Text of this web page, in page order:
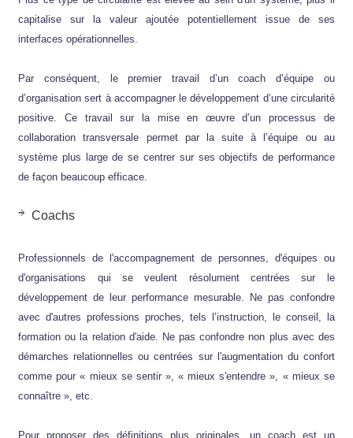
capitalise sur la valeur ajoutée potentiellement issue de ses
interfaces opérationnelles.
Par conséquent, le premier travail d’un coach d’équipe ou
d’organisation sert à accompagner le développement d’une circularité
positive. Ce travail sur la mise en œuvre d’un processus de
collaboration transversale permet par la suite à l’équipe ou au
système plus large de se centrer sur ses objectifs de performance
de façon beaucoup efficace.
Coachs
Professionnels de l'accompagnement de personnes, d'équipes ou
d'organisations qui se veulent résolument centrées sur le
développement de leur performance mesurable. Ne pas confondre
avec d'autres professions proches, tels l’instruction, le conseil, la
formation ou la relation d'aide. Ne pas confondre non plus avec des
démarches relationnelles ou centrées sur l'augmentation du confort
comme pour « mieux se sentir », « mieux s'entendre », « mieux se
connaître », etc.
Pour proposer des définitions plus originales, un coach est un